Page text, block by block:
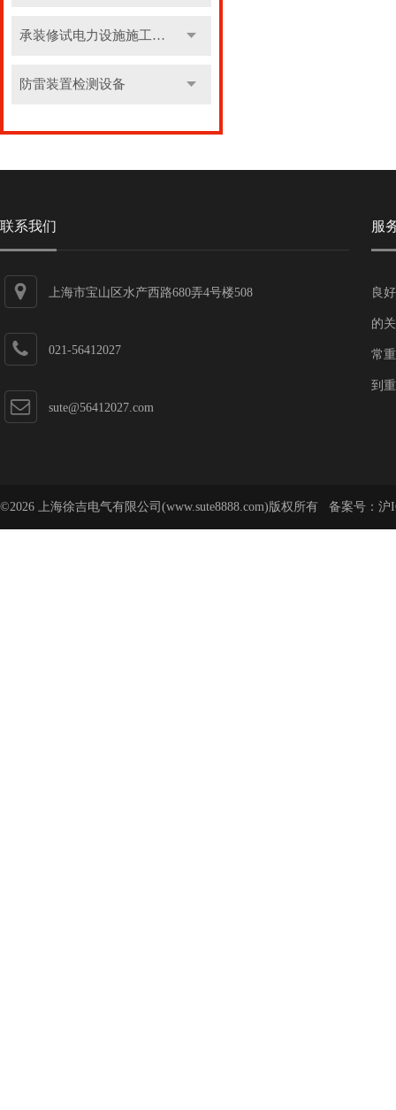
承装修试电力设施施工机具
防雷装置检测设备
联系我们
上海市宝山区水产西路680弄4号楼508
021-56412027
sute@56412027.com
服
良
的
常
到
©2026 上海徐吉电气有限公司(www.sute8888.com)版权所有 备案号： 沪